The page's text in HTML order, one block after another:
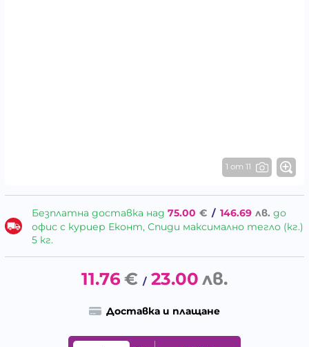
1 от 11
Безплатна доставка над 75.00 € / 146.69 лв. до
офис с куриер Еконт, Спиди максимално тегло (кг.)
5 кг.
11.76 € / 23.00 лв.
Доставка и плащане